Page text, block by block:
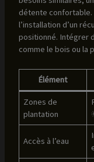
détente confortable.
l’installation d’un
positionné. Intégrer
comme le bois ou la
Élément
Zones de
plantation
Accès à l’eau